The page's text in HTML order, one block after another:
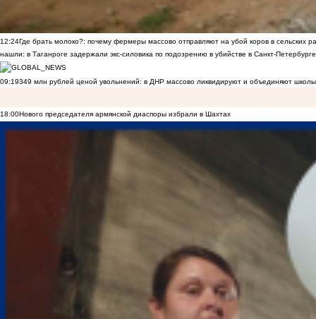
12:24Где брать молоко?: почему фермеры массово отправляют на убой коров в сельских
нашли: в Таганроге задержали экс-силовика по подозрению в убийстве в Санкт-Петербурге
09:19349 млн рублей ценой увольнений: в ДНР массово ликвидируют и объединяют
18:00Нового председателя армянской диаспоры избрали в Шахтах